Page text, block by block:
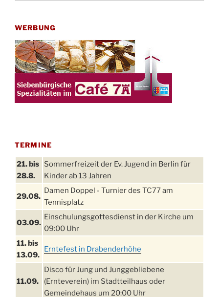
WERBUNG
TERMINE
21. bis
28.8.
Sommerfreizeit der Ev. Jugend in Berlin für
Kinder ab 13 Jahren
29.08.
Damen Doppel - Turnier des TC77 am
Tennisplatz
03.09.
Einschulungsgottesdienst in der Kirche um
09:00 Uhr
11. bis
13.09.
Erntefest in Drabenderhöhe
11.09.
Disco für Jung und Junggebliebene
(Ernteverein) im Stadtteilhaus oder
Gemeindehaus um 20:00 Uhr